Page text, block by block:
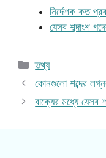
নির্দেশক কত
যেসব শব্দাংশ
Categories
তথ্য
কোনগুলো শব্দের
বাক্যের মধ্যে যেসব